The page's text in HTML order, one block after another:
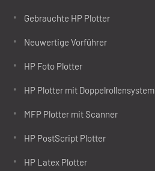
Gebrauchte HP Plotter
Neuwertige Vorführer
HP Foto Plotter
HP Plotter mit Doppelrollensystem
MFP Plotter mit Scanner
HP PostScript Plotter
HP Latex Plotter